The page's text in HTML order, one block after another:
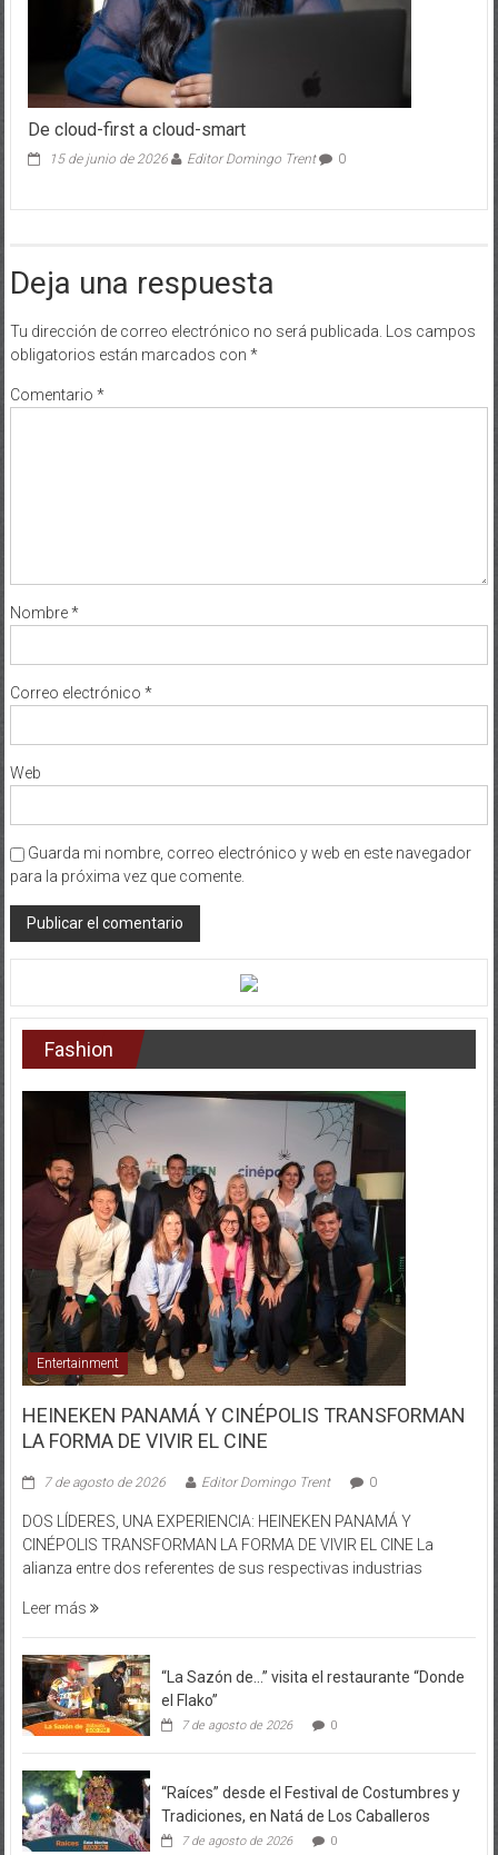
De cloud-first a cloud-smart
15 de junio de 2026 Editor Domingo Trent 0
Deja una respuesta
Tu dirección de correo electrónico no será publicada.
Los campos
obligatorios están marcados con *
Comentario *
Nombre*
Correo electrónico *
Web
Guarda mi nombre, correo electrónico y web en este navegador
para la próxima vez que comente.
Fashion
Entertainment
HEINEKEN PANAMÁ Y CINÉPOLIS TRANSFORMAN
LA FORMA DE VIVIR EL CINE
7 de agosto de 2026 Editor Domingo Trent 0
DOS LÍDERES, UNA EXPERIENCIA: HEINEKEN PANAMÁ Y
CINÉPOLIS TRANSFORMAN LA FORMA DE VIVIR EL CINE La
alianza entre dos referentes de sus respectivas industrias
Leer más
“La Sazón de…” visita el restaurante “Donde
el Flako”
7 de agosto de 2026 0
“Raíces” desde el Festival de Costumbres y
Tradiciones, en Natá de Los Caballeros
7 de agosto de 2026 0